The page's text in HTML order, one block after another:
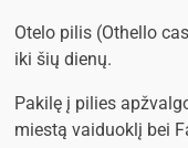
Otelo pilis (Othello
iki šių dienų.
Pakilę į pilies
miestą vaiduoklį bei